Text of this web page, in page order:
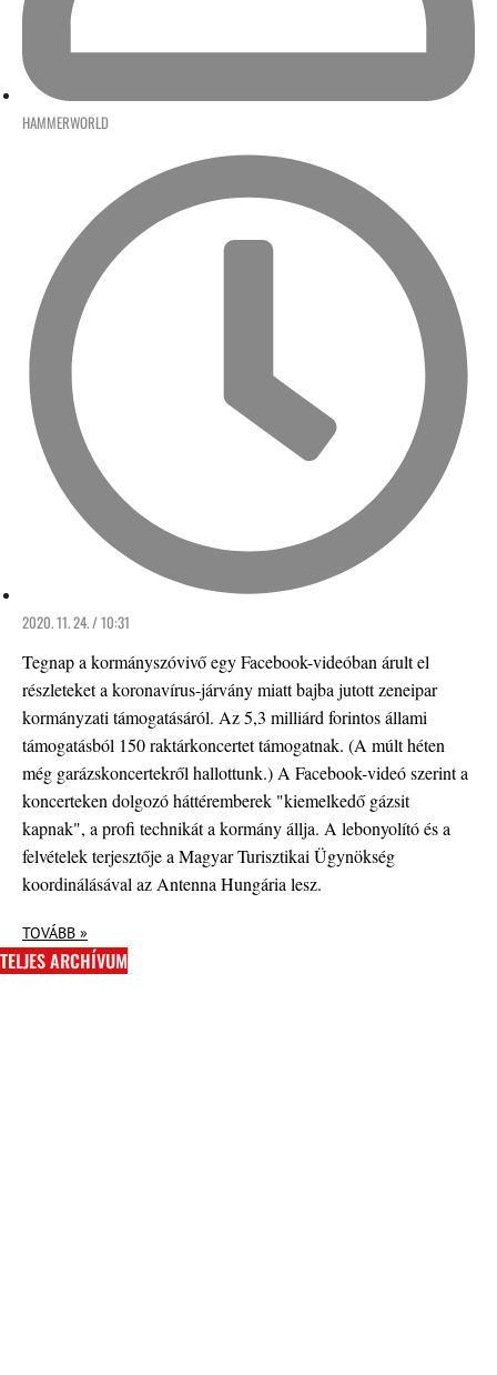
HAMMERWORLD
2020. 11. 24. / 10:31
Tegnap a kormányszóvivő egy Facebook-videóban árult el
részleteket a koronavírus-járvány miatt bajba jutott zeneipar
kormányzati támogatásáról. Az 5,3 milliárd forintos állami
támogatásból 150 raktárkoncertet támogatnak. (A múlt héten
még garázskoncertekről hallottunk.) A Facebook-videó szerint a
koncerteken dolgozó háttéremberek "kiemelkedő gázsit
kapnak", a profi technikát a kormány állja. A lebonyolító és a
felvételek terjesztője a Magyar Turisztikai Ügynökség
koordinálásával az Antenna Hungária lesz.
TOVÁBB »
TELJES ARCHÍVUM